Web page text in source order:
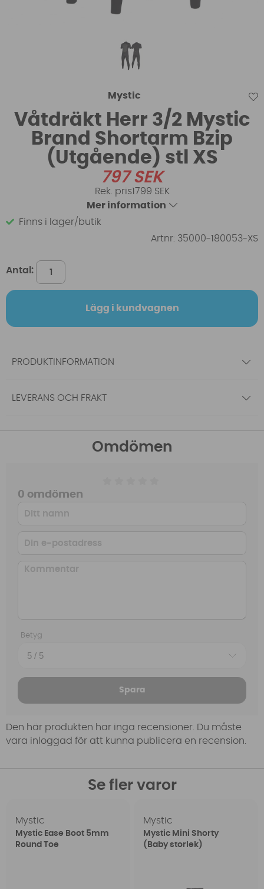
Mystic
Våtdräkt Herr 3/2 Mystic
Brand Shortarm Bzip
(Utgående) stl XS
797SEK
1799 SEK
Mer information
Finns i lager/butik
Artnr: 35000-180053-XS
Antal:
Lägg i kundvagnen
PRODUKTINFORMATION
LEVERANS OCH FRAKT
Omdömen
0 omdömen
Betyg
Spara
Den här produkten har inga recensioner. Du måste
vara inloggad för att kunna publicera en recension.
Se fler varor
Mystic
Mystic Ease Boot 5mm
Round Toe
Mystic
Mystic Mini Shorty
(Baby storlek)